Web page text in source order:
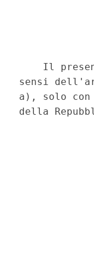
Il
sensi
a), solo
della